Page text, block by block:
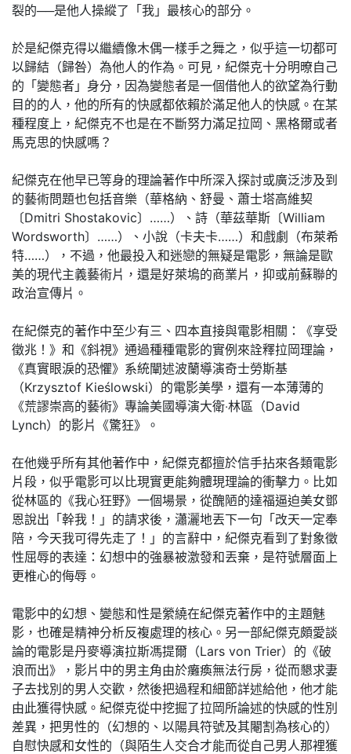
裂的──是他人操縱了「我」最核心的部分。
於是紀傑克得以繼續像木偶一樣手之舞之，似乎這一切都可
以歸結（歸咎）為他人的作為。可見，紀傑克十分明暸自己
的「變態者」身分，因為變態者是一個借他人的欲望為行動
目的的人，他的所有的快感都依賴於滿足他人的快感。在某
種程度上，紀傑克不也是在不斷努力滿足拉岡、黑格爾或者
馬克思的快感嗎？
紀傑克在他早已等身的理論著作中所深入探討或廣泛涉及到
的藝術問題也包括音樂（華格納、舒曼、蕭士塔高維契
〔Dmitri Shostakovic〕……）、詩（華茲華斯〔William
Wordsworth〕……）、小說（卡夫卡……）和戲劇（布萊希
特……），不過，他最投入和迷戀的無疑是電影，無論是歐
美的現代主義藝術片，還是好萊塢的商業片，抑或前蘇聯的
政治宣傳片。
在紀傑克的著作中至少有三、四本直接與電影相關：《享受
徵兆！》和《斜視》通過種種電影的實例來詮釋拉岡理論，
《真實眼淚的恐懼》系統闡述波蘭導演奇士勞斯基
（Krzysztof Kieślowski）的電影美學，還有一本薄薄的
《荒謬崇高的藝術》專論美國導演大衛‧林區（David
Lynch）的影片《驚狂》。
在他幾乎所有其他著作中，紀傑克都擅於信手拈來各類電影
片段，似乎電影可以比現實更能夠體現理論的衝擊力。比如
從林區的《我心狂野》一個場景，從醜陋的達福逼迫美女鄧
恩說出「幹我！」的請求後，瀟灑地丟下一句「改天一定奉
陪，今天我可得先走了！」的言辭中，紀傑克看到了對象徵
性屈辱的表達：幻想中的強暴被激發和丟棄，是符號層面上
更椎心的侮辱。
電影中的幻想、變態和性是縈繞在紀傑克著作中的主題魅
影，也確是精神分析反複處理的核心。另一部紀傑克頗愛談
論的電影是丹麥導演拉斯馮提爾（Lars von Trier）的《破
浪而出》，影片中的男主角由於癱瘓無法行房，從而懇求妻
子去找別的男人交歡，然後把過程和細節詳述給他，他才能
由此獲得快感。紀傑克從中挖掘了拉岡所論述的快感的性別
差異，把男性的（幻想的、以陽具符號及其閹割為核心的）
自慰快感和女性的（與陌生人交合才能而從自己男人那裡獲